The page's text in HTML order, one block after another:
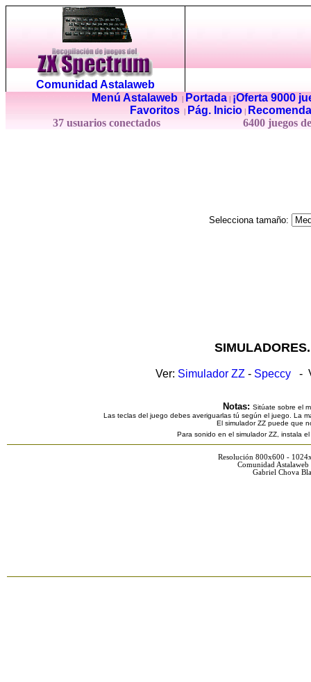
Comunidad Astalaweb
Menú Astalaweb| Portada|
¡Oferta 9000
Favoritos
Pág. Inicio
37 usuarios conectados
6400 juegos
Selecciona tamaño:
Ver: Simulador ZZ - Speccy -
Notas: Sitúate sobre el
Las teclas del juego debes averiguarlas tú según el juego. La
El simulador ZZ puede que
Para sonido en el simulador ZZ, instala
Resolución 800x600 -
Comunidad
Gabriel Chova